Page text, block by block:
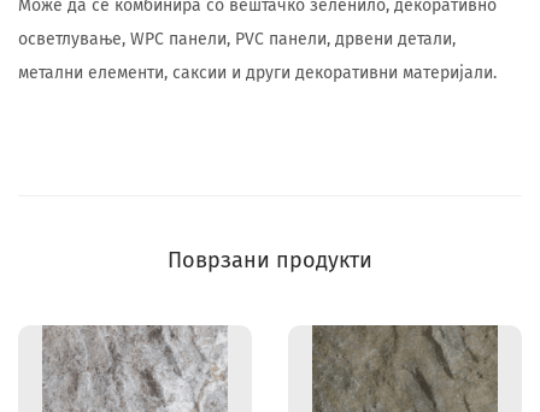
Може да се комбинира со вештачко зеленило, декоративно
осветлување, WPC панели, PVC панели, дрвени детали,
метални елементи, саксии и други декоративни материјали.
Поврзани продукти